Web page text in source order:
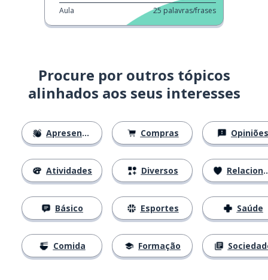
Aula 25 palavras/frases
Procure por outros tópicos
alinhados aos seus interesses
Apresentações
Atividades
Básico
Comida
Compras
Diversos
Esportes
Formação
Opiniões
Relacionamentos
Saúde